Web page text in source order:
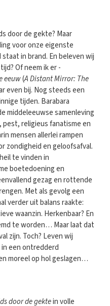
door de gekte? Maar
voor onze eigenste
in brand. En beleven wij
Of neem ik er -
eeuw(A Distant Mirror: The
even bij. Nog steeds een
tijden. Barabara
middeleeuwse samenleving
religieus fanatisme en
mensen allerlei rampen
zondigheid en geloofsafval.
te vinden in
boetedoening en
gezag en rottende
Met als gevolg een
verder uit balans raakte:
waanzin. Herkenbaar? En
te worden… Maar laat dat
zijn. Toch? Leven wij
een ontredderd
moreel op hol geslagen…
door de gektein volle